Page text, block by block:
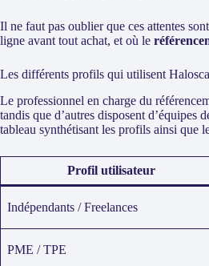
Il ne faut pas oublier que ces attentes
ligne avant tout achat, et où le
Les différents profils qui utilisent
Le professionnel en charge du
tandis que d’autres disposent d’équipes
tableau synthétisant les profils ainsi que
Profil utilisateur
Indépendants / Freelances
PME / TPE